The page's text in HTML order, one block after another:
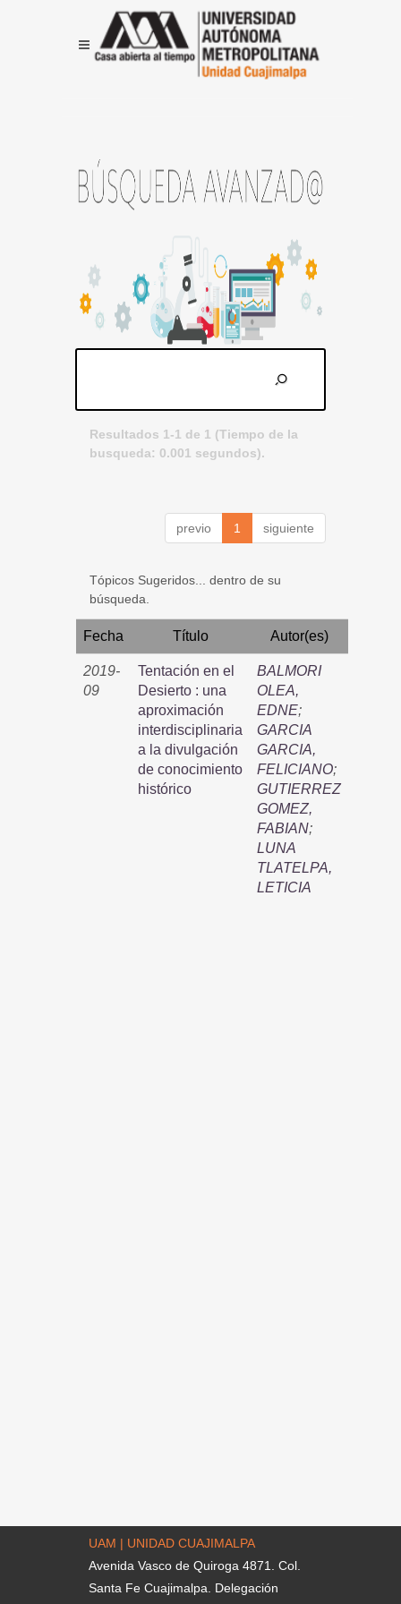
Resultados 1-1 de 1 (Tiempo de la
busqueda: 0.001 segundos).
previo 1 siguiente
Tópicos Sugeridos... dentro de su
búsqueda.
Fecha Título Autor(es)
2019-
09
Tentación en el
Desierto : una
aproximación
interdisciplinaria
a la divulgación
de conocimiento
histórico
BALMORI
OLEA,
EDNE;
GARCIA
GARCIA,
FELICIANO;
GUTIERREZ
GOMEZ,
FABIAN;
LUNA
TLATELPA,
LETICIA
UAM | UNIDAD CUAJIMALPA
Avenida Vasco de Quiroga 4871. Col.
Santa Fe Cuajimalpa. Delegación